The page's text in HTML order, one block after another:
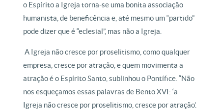
o Espírito a Igreja torna-se uma bonita associação
humanista, de beneficência e, até mesmo um “partido”
pode dizer que é “eclesial”, mas não a Igreja.
A Igreja não cresce por proselitismo, como qualquer
empresa, cresce por atração, e quem movimenta a
atração é o Espírito Santo, sublinhou o Pontífice. “Não
nos esqueçamos essas palavras de Bento XVI: ‘a
Igreja não cresce por proselitismo, cresce por atração’.